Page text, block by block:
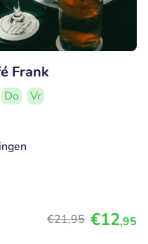
Frank
Do
Vr
€21,95 €12,95